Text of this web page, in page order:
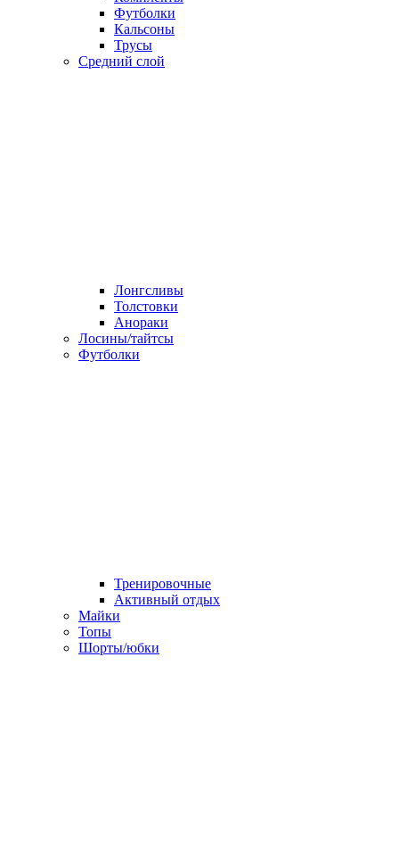
Футболки
Кальсоны
Трусы
Средний слой
Лонгсливы
Толстовки
Анораки
Лосины/тайтсы
Футболки
Тренировочные
Активный отдых
Майки
Топы
Шорты/юбки